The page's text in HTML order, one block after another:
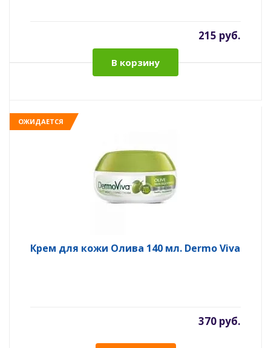
215 руб.
В корзину
ОЖИДАЕТСЯ
Крем для кожи Олива 140 мл. Dermo Viva
370 руб.